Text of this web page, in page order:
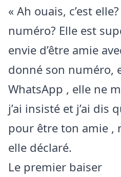
« Ah ouais, c’est
numéro? Elle est
envie d’être amie
donné son numéro,
WhatsApp , elle ne
j’ai insisté et j’ai dis
pour être ton amie ,
elle déclaré.
Le premier baiser